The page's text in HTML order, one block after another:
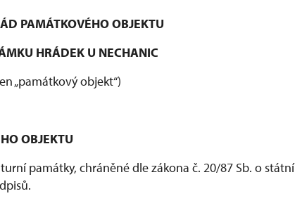
PAMÁTKOVÉHO OBJEKTU
HRÁDEK U NECHANIC
„památkový objekt“)
OBJEKTU
památky, chráněné dle zákona č. 20/87 Sb. o státní